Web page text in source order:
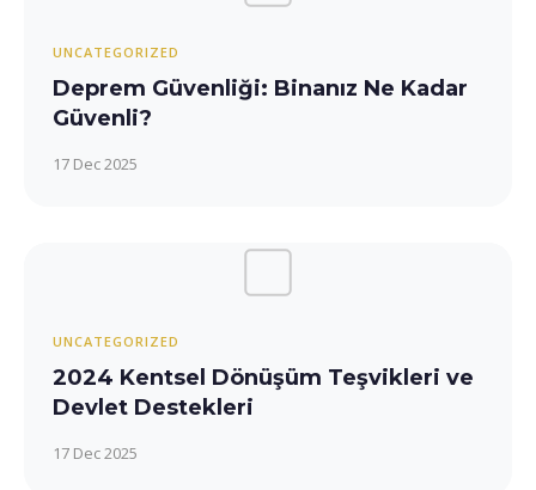
UNCATEGORIZED
Deprem Güvenliği: Binanız Ne Kadar
Güvenli?
17 Dec 2025
UNCATEGORIZED
2024 Kentsel Dönüşüm Teşvikleri ve
Devlet Destekleri
17 Dec 2025